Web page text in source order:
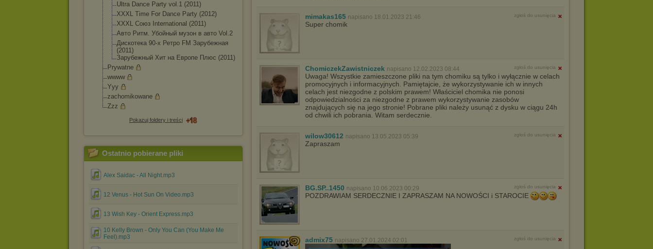
Ultra Dance Party vol.1 (2011)
XXXL Time For Dance Party (2012)
XXXL Союз International (2011)
Авто Ритм. Убойный музон в авто Vol.2
Дискотека 90-х Ретро FM Зарубежная
(2011)
Зарубежный Хит на Европе Плюс (2011)
Prywatne
wwww
Yyy
zachomikowane
Zzz
Pokazuj foldery i treści
Ostatnio pobierane pliki
Alex Saidac - All Night.mp3
12 Venus - Hot Sun On Video.mp3
13 Wish Key - Orient Express.mp3
10 Kelly Brown - Only You Can (You Make Me
Feel).mp3
mimakas165 napisano 18.01.2023 21:46 zgłoś do usunięcia
Super chomik
ChomiczekZawistniczek napisano 12.02.2023 08:44 zgłoś do usunięcia
Uwaga! Wszystkie zamieszczone pliki na tym chomiku są tylko i wyłącznie w celach
promocyjnych i informacyjnych. Pamiętajcie, że wykorzystywanie ich w innych
celach jest niezgodne z polskim prawem! Właściciel chomika nie ponosi
odpowiedzialności za niezgodne z prawem wykorzystywanie zasobów
znajdujących się na jego stronie! Pobrane pliki należy usunąć z dysku w ciągu 24h
od chwili ich pobrania. Witam serdecznie.
wilow30612 napisano 13.05.2023 05:39 zgłoś do usunięcia
Zapraszam
BG.SP..1450 napisano 10.06.2023 00:29 zgłoś do usunięcia
POZDRAWIAM SERDECZNIE I ZAPRASZAM NA NOWOŚCI i STAROCIE
admix75 napisano 27.01.2024 02:01 zgłoś do usunięcia